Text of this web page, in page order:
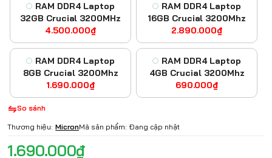
RAM DDR4 Laptop
32GB Crucial 3200MHz
4.500.000₫
RAM DDR4 Laptop
16GB Crucial 3200Mhz
2.890.000₫
RAM DDR4 Laptop
8GB Crucial 3200Mhz
1.690.000₫
RAM DDR4 Laptop
4GB Crucial 3200Mhz
690.000₫
So sánh
Thương hiệu: MicronMã sản phẩm: Đang cập nhật
1.690.000₫